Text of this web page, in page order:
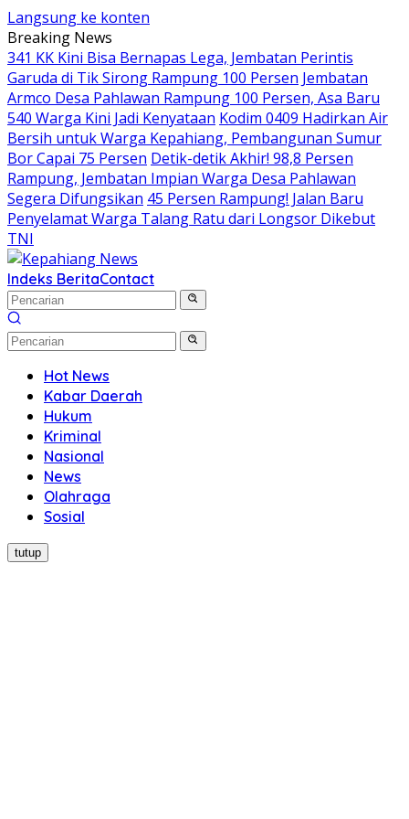
Langsung ke konten
Breaking News
341 KK Kini Bisa Bernapas Lega, Jembatan Perintis
Garuda di Tik Sirong Rampung 100 Persen Jembatan
Armco Desa Pahlawan Rampung 100 Persen, Asa Baru
540 Warga Kini Jadi Kenyataan Kodim 0409 Hadirkan Air
Bersih untuk Warga Kepahiang, Pembangunan Sumur
Bor Capai 75 Persen Detik-detik Akhir! 98,8 Persen
Rampung, Jembatan Impian Warga Desa Pahlawan
Segera Difungsikan 45 Persen Rampung! Jalan Baru
Penyelamat Warga Talang Ratu dari Longsor Dikebut
TNI
Indeks BeritaContact
Hot News
Kabar Daerah
Hukum
Kriminal
Nasional
News
Olahraga
Sosial
tutup